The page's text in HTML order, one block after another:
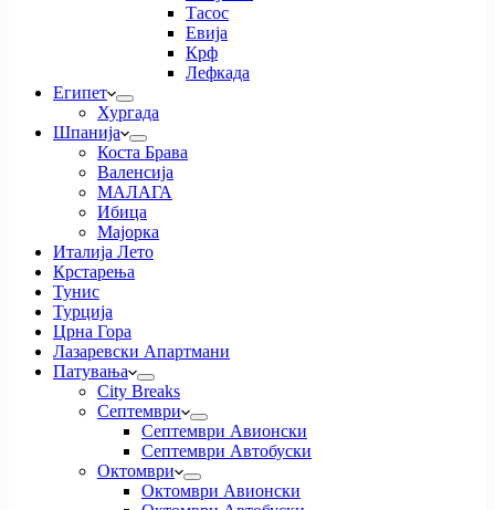
Тасос
Евија
Крф
Лефкада
Египет
Хургада
Шпанија
Коста Брава
Валенсија
МАЛАГА
Ибица
Мајорка
Италија Лето
Крстарења
Тунис
Турција
Црна Гора
Лазаревски Апартмани
Патувања
City Breaks
Септември
Септември Авионски
Септември Автобуски
Октомври
Октомври Авионски